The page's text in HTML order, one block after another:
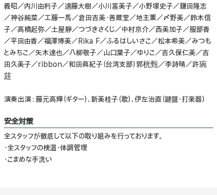
義昭／内川由利子／遠藤大樹／小川富美子／小野塚史子／鎌田隆志
／神谷純菜／工藤一馬／倉田吉美・善蔵堂／地主薫／〆野美／鈴木信
子／高橋起弥／土屋靜／つづきさくじ／中村京介／西美加子／服部香
／平田由香／福澤博美／Rika F／ふるはしいさこ／松本希美／みつも
とみちこ／矢木達也／八柳敬子／山口葉子／ゆりこ／吉久保仁美／吉
田久美子／ribbon／和田眞紀子（台湾支部）郭桄甄／李詩晴／許琬
莛
演奏出演：藤元高輝（ギター）、新美桂子（歌）、伊左治直（鍵盤・打楽器）
安全対策
全スタッフが徹底して以下の取り組みを行っております。
・全スタッフの検温・体調管理
・こまめな手洗い